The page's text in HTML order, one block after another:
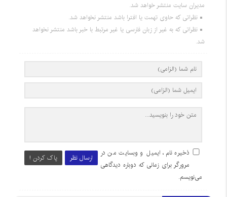
مدیران سایت منتشر خواهد شد.
نظراتی که حاوی تهمت یا افترا باشد منتشر نخواهد شد.
نظراتی که به غیر از زبان فارسی یا غیر مرتبط با خبر باشد منتشر نخواهد
شد.
ارسال نظر پاک کردن !
ذخیره نام، ایمیل و وبسایت من در
مرورگر برای زمانی که دوباره دیدگاهی
می‌نویسم.